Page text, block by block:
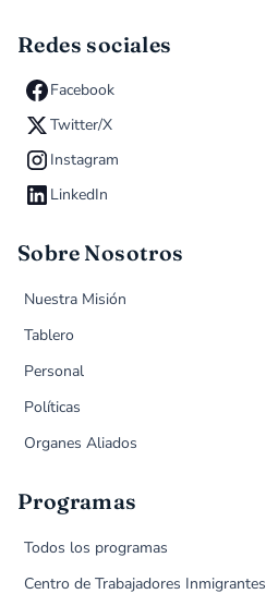
Redes sociales
Facebook
Twitter/X
Instagram
LinkedIn
Sobre Nosotros
Nuestra Misión
Tablero
Personal
Políticas
Organes Aliados
Programas
Todos los programas
Centro de Trabajadores Inmigrantes